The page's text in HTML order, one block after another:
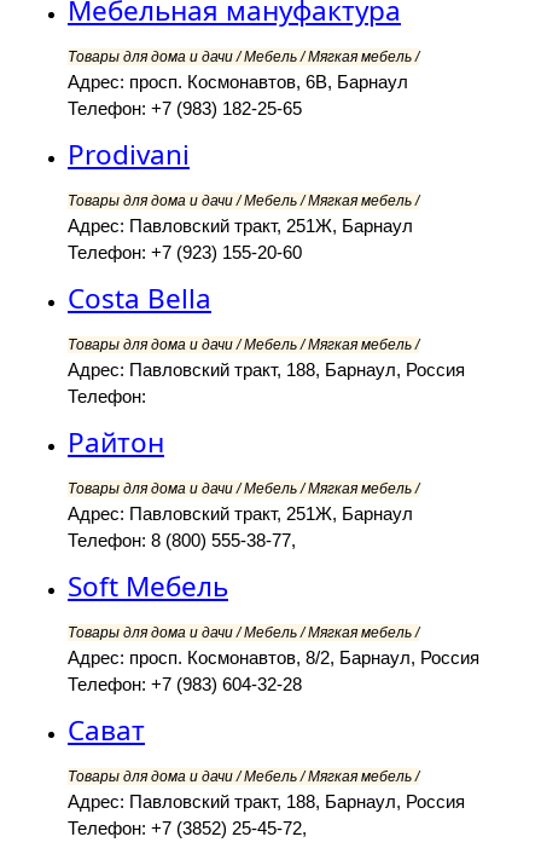
Мебельная мануфактура
Товары для дома и дачи / Мебель / Мягкая мебель /
Адрес: просп. Космонавтов, 6В, Барнаул
Телефон: +7 (983) 182-25-65
Prodivani
Товары для дома и дачи / Мебель / Мягкая мебель /
Адрес: Павловский тракт, 251Ж, Барнаул
Телефон: +7 (923) 155-20-60
Costa Bella
Товары для дома и дачи / Мебель / Мягкая мебель /
Адрес: Павловский тракт, 188, Барнаул, Россия
Телефон:
Райтон
Товары для дома и дачи / Мебель / Мягкая мебель /
Адрес: Павловский тракт, 251Ж, Барнаул
Телефон: 8 (800) 555-38-77,
Soft Мебель
Товары для дома и дачи / Мебель / Мягкая мебель /
Адрес: просп. Космонавтов, 8/2, Барнаул, Россия
Телефон: +7 (983) 604-32-28
Сават
Товары для дома и дачи / Мебель / Мягкая мебель /
Адрес: Павловский тракт, 188, Барнаул, Россия
Телефон: +7 (3852) 25-45-72,